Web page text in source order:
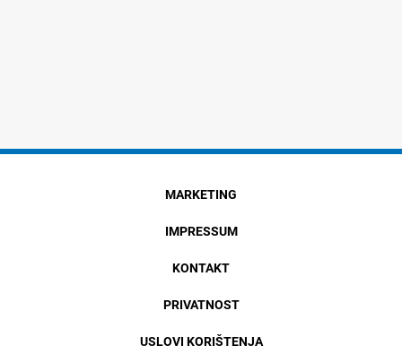
MARKETING
IMPRESSUM
KONTAKT
PRIVATNOST
USLOVI KORIŠTENJA